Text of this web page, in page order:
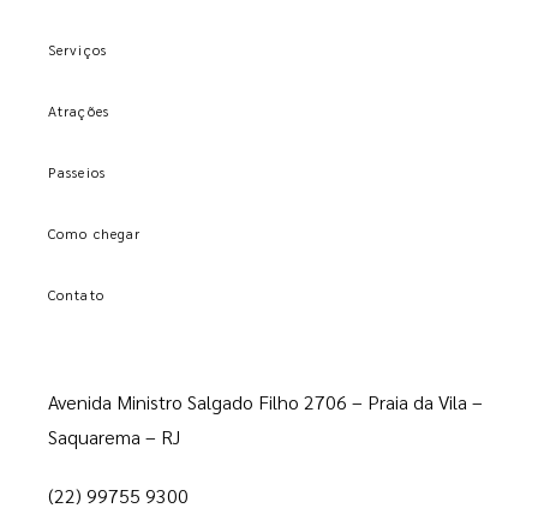
Serviços
Atrações
Passeios
Como chegar
Contato
Avenida Ministro Salgado Filho 2706 – Praia da Vila –
Saquarema – RJ
(22) 99755 9300